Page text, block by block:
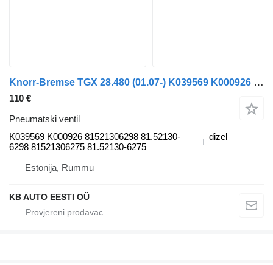
Knorr-Bremse TGX 28.480 (01.07-) K039569 K000926 pneumatski ventil za MAN TGL, TGM, TGS, TGX (2005-2021) kamiona
110 €
Pneumatski ventil
K039569 K000926 81521306298 81.52130-
6298 81521306275 81.52130-6275
dizel
Estonija, Rummu
KB AUTO EESTI OÜ